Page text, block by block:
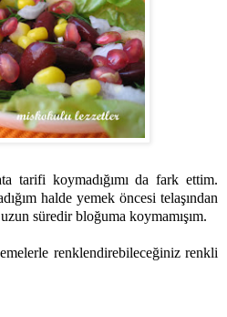
tarifi koymadığımı da fark ettim.
halde yemek öncesi telaşından
süredir bloğuma koymamışım.
renklendirebileceğiniz renkli